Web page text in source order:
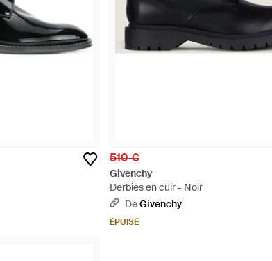
510 €
Givenchy
Derbies en cuir - Noir
DeGivenchy
ÉPUISÉ